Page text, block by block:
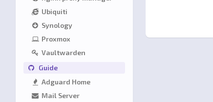
Ubiquiti
Synology
Proxmox
Vaultwarden
Guide
Adguard Home
Mail Server